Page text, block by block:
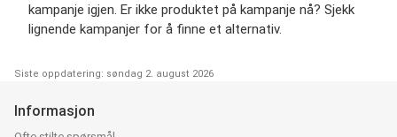
kampanje igjen. Er ikke produktet på kampanje nå? Sjekk
lignende kampanjer for å finne et alternativ.
Siste oppdatering: søndag 2. august 2026
Informasjon